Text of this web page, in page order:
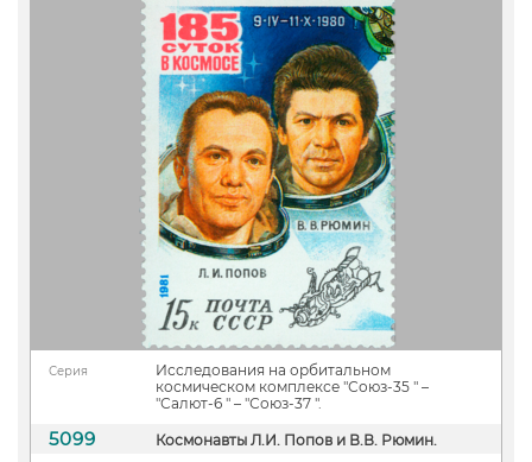
Серия
Исследования на орбитальном
космическом комплексе "Союз-35 " –
"Салют-6 " – "Союз-37 ".
5099 Космонавты Л.И. Попов и В.В. Рюмин.